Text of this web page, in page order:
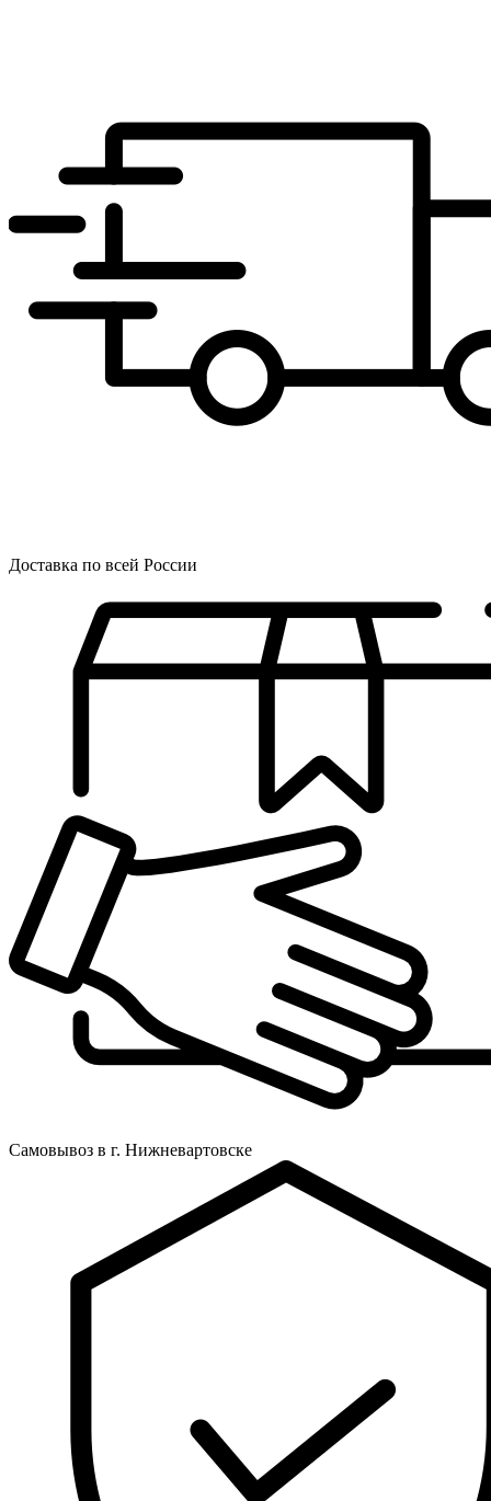
Доставка по всей России
Самовывоз в г. Нижневартовске